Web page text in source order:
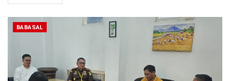
BABASAL